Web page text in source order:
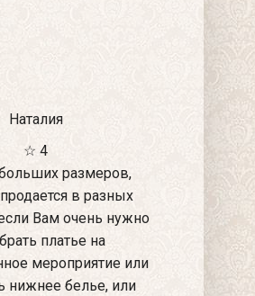
Наталия
☆ 4
размеров,
в разных
Вам очень нужно
платье на
мероприятие или
нижнее белье, или